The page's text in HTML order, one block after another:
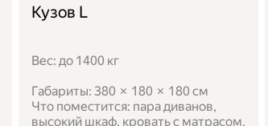
Кузов L
Вес: до 1400 кг
Габариты: 380 × 180 × 180 см
Что поместится: пара диванов,
высокий шкаф, кровать с матрасом,